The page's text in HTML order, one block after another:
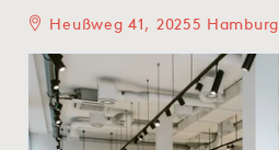
Heußweg 41, 20255 Hamburg